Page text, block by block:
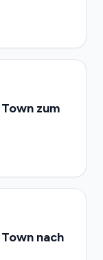
zum
nach